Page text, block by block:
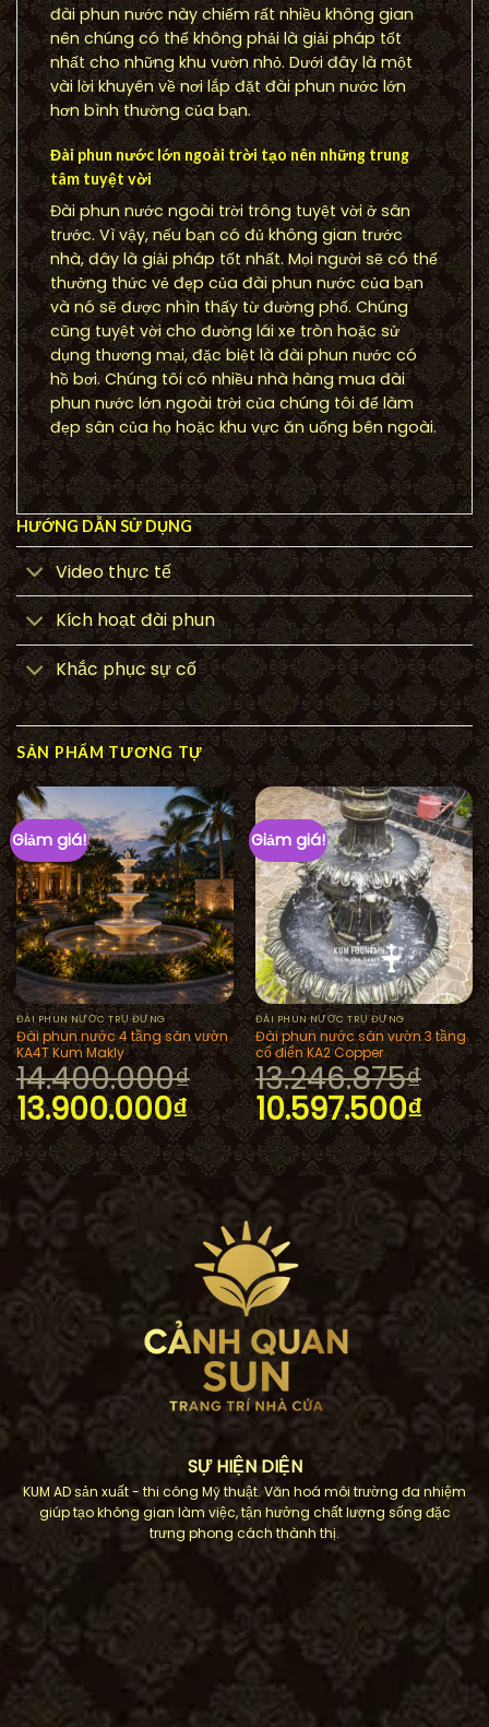
đài phun nước này chiếm rất nhiều không gian
nên chúng có thể không phải là giải pháp tốt
nhất cho những khu vườn nhỏ. Dưới đây là một
vài lời khuyên về nơi lắp đặt đài phun nước lớn
hơn bình thường của bạn.
Đài phun nước lớn ngoài trời tạo nên những trung
tâm tuyệt vời
Đài phun nước ngoài trời trông tuyệt vời ở sân
trước. Vì vậy, nếu bạn có đủ không gian trước
nhà, đây là giải pháp tốt nhất. Mọi người sẽ có thể
thưởng thức vẻ đẹp của đài phun nước của bạn
và nó sẽ được nhìn thấy từ đường phố. Chúng
cũng tuyệt vời cho đường lái xe tròn hoặc sử
dụng thương mại, đặc biệt là đài phun nước có
hồ bơi. Chúng tôi có nhiều nhà hàng mua đài
phun nước lớn ngoài trời của chúng tôi để làm
đẹp sân của họ hoặc khu vực ăn uống bên ngoài.
HƯỚNG DẪN SỬ DỤNG
Video thực tế
Kích hoạt đài phun
Khắc phục sự cố
SẢN PHẨM TƯƠNG TỰ
Giảm giá!
ĐÀI PHUN NƯỚC TRỤ ĐỨNG
Đài phun nước 4 tầng sân vườn
KA4T Kum Makly
14.400.000₫
Giá
gốc
là:
14.400.000₫.
13.900.000₫Giá
hiện
tại
là:
13.900.000₫.
Giảm giá!
ĐÀI PHUN NƯỚC TRỤ ĐỨNG
Đài phun nước sân vườn 3 tầng
cổ điển KA2 Copper
13.246.875₫
Giá
gốc
là:
13.246.875₫.
10.597.500₫Giá
hiện
tại
là:
SỰ HIỆN DIỆN
KUM AD sản xuất - thi công Mỹ thuật. Văn hoá môi trường đa nhiệm
giúp tạo không gian làm việc, tận hưởng chất lượng sống đặc
trưng phong cách thành thị.